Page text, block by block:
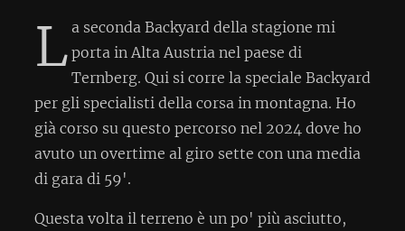
L a seconda Backyard della stagione mi
porta in Alta Austria nel paese di
Ternberg. Qui si corre la speciale Backyard
per gli specialisti della corsa in montagna. Ho
già corso su questo percorso nel 2024 dove ho
avuto un overtime al giro sette con una media
di gara di 59'.
Questa volta il terreno è un po' più asciutto,